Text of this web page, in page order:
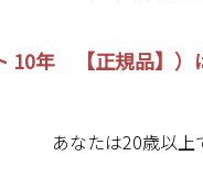
10年 【正規品】）
あなたは20歳以上